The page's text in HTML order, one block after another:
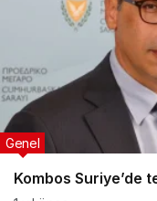
Kombos Suriye’de
Genel